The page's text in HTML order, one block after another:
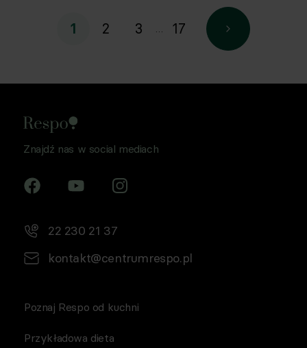
1 2 3 … 17
Znajdź nas w social mediach
22 230 21 37
kontakt@centrumrespo.pl
Poznaj Respo od kuchni
Przykładowa dieta